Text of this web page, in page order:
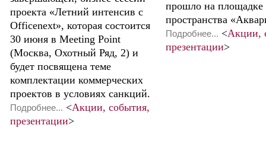
проекта «Летний интенсив с
Officenext», которая состоится
30 июня в Meeting Point
(Москва, Охотный Ряд, 2) и
будет посвящена теме
комплектации коммерческих
проектов в условиях санкций.
Подробнее... <Акции, события,
презентации>
прошло на площадке
пространства
Подробнее... <Акции,
презентации>